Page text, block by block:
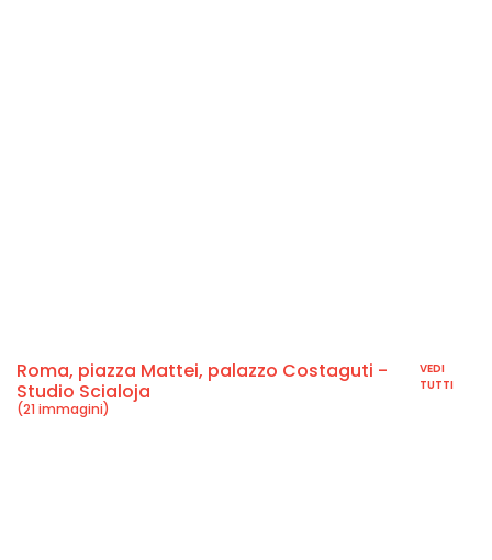
Roma, piazza Mattei, palazzo Costaguti -
Studio Scialoja
(21 immagini)
VEDI
TUTTI